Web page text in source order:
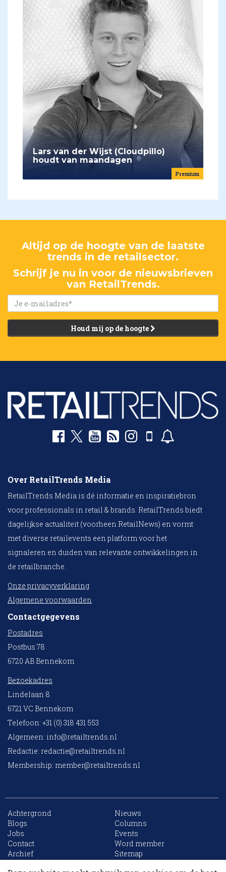
Premium
Lars van der Wijst (Cloudpillo)
houdt van maandagen
Altijd op de hoogte van de laatste
trends in de retailsector.
Schrijf je nu in voor de nieuwsbrieven
van RetailTrends.
Houd mij op de hoogte
Over RetailTrends Media
RetailTrends Media is dé informatie en inspiratiebron
voor professionals in retail & brands. RetailTrends biedt
dagelijkse actualiteit (voorheen RetailNews) en vormt
met diverse retailevents een platform voor het
signaleren en duiden van relevante ontwikkelingen in
de retailbranche.
Onze privacyverklaring
Algemene voorwaarden
Contactgegevens
Postadres
Postbus 78
6720 AB Bennekom
Bezoekadres
Lindelaan 8
6721 VC Bennekom
Telefoon: +31 (0) 318 431 553
Algemeen: info@retailtrends.nl
Redactie: redactie@retailtrends.nl
Membership: member@retailtrends.nl
Achtergrond
Nieuws
Blogs
Columns
Jobs
Events
Contact
Word member
Archief
Sitemap